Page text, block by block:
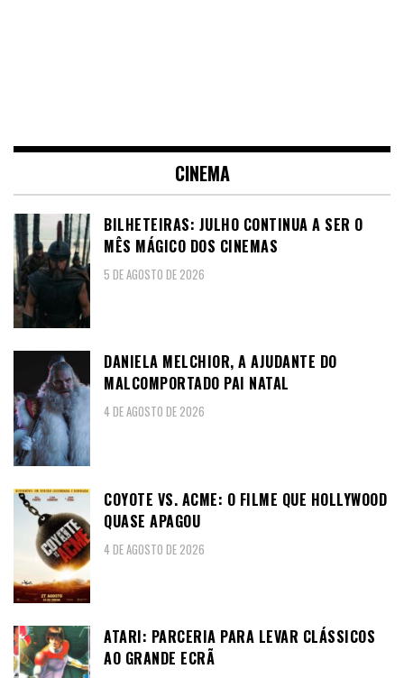
CINEMA
BILHETEIRAS: JULHO CONTINUA A SER O
MÊS MÁGICO DOS CINEMAS
5 DE AGOSTO DE 2026
DANIELA MELCHIOR, A AJUDANTE DO
MALCOMPORTADO PAI NATAL
4 DE AGOSTO DE 2026
COYOTE VS. ACME: O FILME QUE HOLLYWOOD
QUASE APAGOU
4 DE AGOSTO DE 2026
ATARI: PARCERIA PARA LEVAR CLÁSSICOS
AO GRANDE ECRÃ